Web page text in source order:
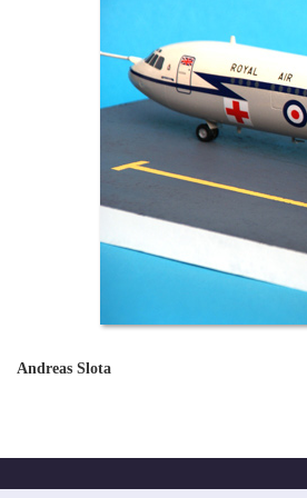
Andreas Slota